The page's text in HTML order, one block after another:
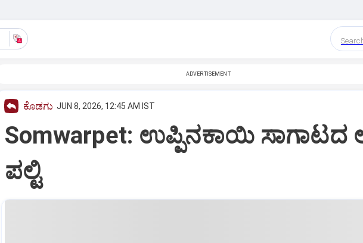
ADVERTISEMENT
ಕೊಡಗು JUN 8, 2026, 12:45 AM IST
Somwarpet: ಉಪ್ಪಿನಕಾಯಿ ಸಾಗಾಟದ
ಪಲ್ಟಿ